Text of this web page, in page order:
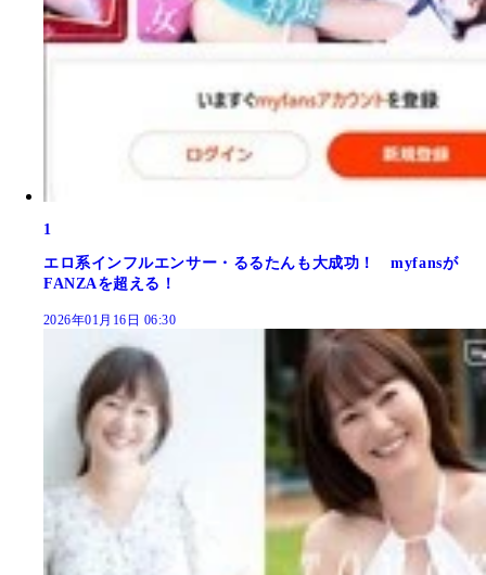
1
エロ系インフルエンサー・るるたんも大成功！ myfansが
FANZAを超える！
2026年01月16日 06:30